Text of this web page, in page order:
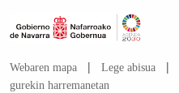
Webaren mapa | Lege abisua |
gurekin harremanetan